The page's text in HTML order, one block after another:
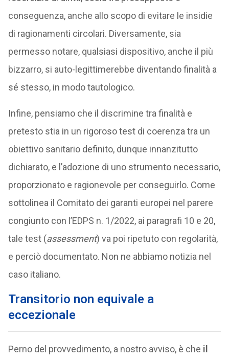
conseguenza, anche allo scopo di evitare le insidie
di ragionamenti circolari. Diversamente, sia
permesso notare, qualsiasi dispositivo, anche il più
bizzarro, si auto-legittimerebbe diventando finalità a
sé stesso, in modo tautologico.
Infine, pensiamo che il discrimine tra finalità e
pretesto stia in un rigoroso test di coerenza tra un
obiettivo sanitario definito, dunque innanzitutto
dichiarato, e l’adozione di uno strumento necessario,
proporzionato e ragionevole per conseguirlo. Come
sottolinea il Comitato dei garanti europei nel parere
congiunto con l’EDPS n. 1/2022, ai paragrafi 10 e 20,
tale test (assessment) va poi ripetuto con regolarità,
e perciò documentato. Non ne abbiamo notizia nel
caso italiano.
Transitorio non equivale a
eccezionale
Perno del provvedimento, a nostro avviso, è che il